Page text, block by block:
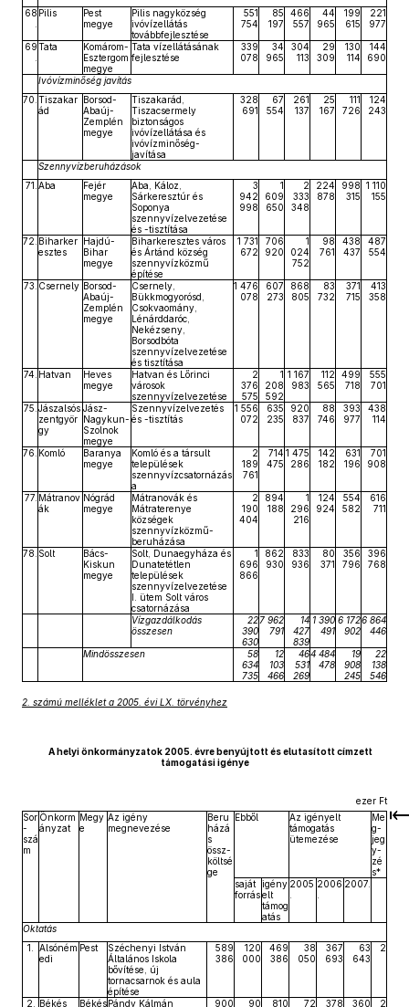
68 Pilis
Pest
megye
Pilis nagyközség
ivóvízellátás
továbbfejlesztése
551
754
85
197
466
557
44
965
199
615
221
977
69Tata
Komárom-
Esztergom
megye
Tata vízellátásának
fejlesztése
339
078
34
965
304
113
29
309
130
114
144
690
Ivóvízminőség javítás
70. Tiszakar
ád
Borsod-
Abaúj-
Zemplén
megye
Tiszakarád,
Tiszacsermely
biztonságos
ivóvízellátása és
ivóvízminőség-
javítása
328
691
67
554
261
137
25
167
111
726
124
243
Szennyvízberuházások
71. Aba
Fejér
megye
Aba, Káloz,
Sárkeresztúr és
Soponya
szennyvízelvezetése
és -tisztítása
3
942
998
1
609
650
2
333
348
224
878
998
315
1 110
155
72. Biharker
esztes
Hajdú-
Bihar
megye
Biharkeresztes város
és Ártánd község
szennyvízközmű
építése
1 731
672
706
920
1
024
752
98
761
438
437
487
554
73. Csernely Borsod-
Abaúj-
Zemplén
megye
Csernely,
Bükkmogyorósd,
Csokvaomány,
Lénárddaróc,
Nekézseny,
Borsodbóta
szennyvízelvezetése
és tisztítása
1 476
078
607
273
868
805
83
732
371
715
413
358
74. Hatvan
Heves
megye
Hatvan és Lőrinci
városok
szennyvízelvezetése
2
376
575
1
208
592
1 167
983
112
565
499
718
555
701
75. Jászalsós
zentgyör
gy
Jász-
Nagykun-
Szolnok
megye
Szennyvízelvezetés
és -tisztítás
1 556
072
635
235
920
837
88
746
393
977
438
114
76. Komló
Baranya
megye
Komló és a társult
települések
szennyvízcsatornázás
a
2
189
761
714
475
1 475
286
142
182
631
196
701
908
77. Mátranov
ák
Nógrád
megye
Mátranovák és
Mátraterenye
községek
szennyvízközmű-
beruházása
2
190
404
894
188
1
296
216
124
924
554
582
616
711
78. Solt
Bács-
Kiskun
megye
Solt, Dunaegyháza és
Dunatetétlen
települések
szennyvízelvezetése
I. ütem Solt város
csatornázása
1
696
866
862
930
833
936
80
371
356
796
396
768
Vízgazdálkodás
összesen
22
390
630
7 962
791
14
427
839
1 390
491
6 172
902
6 864
446
Mindösszesen
58
634
735
12
103
466
46
531
269
4 484
478
19
908
245
22
138
546
2. számú melléklet a 2005. évi LX. törvényhez
A helyi önkormányzatok 2005. évre benyújtott és elutasított címzett
támogatási igénye
ezer Ft
Sor
-
szá
m
Önkorm
ányzat
Megy
e
Az igény
megnevezése
Beru
házá
s
össz-
költsé
ge
Ebből
Az igényelt
támogatás
ütemezése
Me
g-
jeg
y-
zé
s*
saját
forrás
igény
elt
támog
atás
2005 2006 2007.
Oktatás
1.
Alsóném
edi
Pest
Széchenyi István
Általános Iskola
bővítése, új
tornacsarnok és aula
építése
589
386
120
000
469
386
38
050
367
693
63
643
2
2.
Békés
BékésPándy Kálmán
900
90
810
72
378
360
2